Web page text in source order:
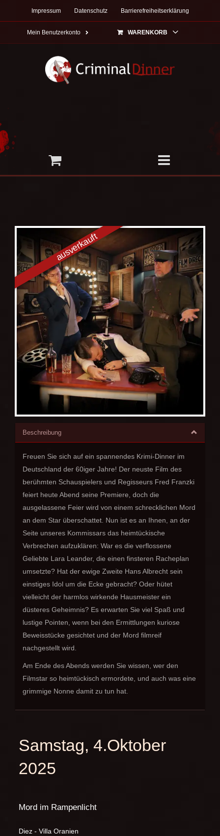
Impressum Datenschutz Barrierefreiheitserklärung
Mein Benutzerkonto WARENKORB
Beschreibung
Freuen Sie sich auf ein spannendes Krimi-Dinner im
Deutschland der 60iger Jahre! Der neuste Film des
berühmten Schauspielers und Regisseurs Fred Franzki
feiert heute Abend seine Premiere, doch die
ausgelassene Feier wird von einem schrecklichen Mord
an dem Star überschattet. Nun ist es an Ihnen, an der
Seite unseres Kommissars das heimtückische
Verbrechen aufzuklären: War es die verflossene
Geliebte Lara Leander, die einen finsteren Racheplan
umsetzte? Hat der ewige Zweite Hans Albrecht sein
einstiges Idol um die Ecke gebracht? Oder hütet
vielleicht der harmlos wirkende Hausmeister ein
düsteres Geheimnis? Es erwarten Sie viel Spaß und
lustige Pointen, wenn bei den Ermittlungen kuriose
Beweisstücke gesichtet und der Mord filmreif
nachgestellt wird.
Am Ende des Abends werden Sie wissen, wer den
Filmstar so heimtückisch ermordete, und auch was eine
grimmige Nonne damit zu tun hat.
Samstag, 4.Oktober
2025
Mord im Rampenlicht
Diez - Villa Oranien